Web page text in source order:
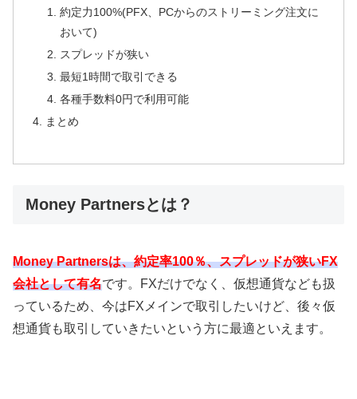
約定力100%(PFX、PCからのストリーミング注文に
おいて)
スプレッドが狭い
最短1時間で取引できる
各種手数料0円で利用可能
まとめ
Money Partnersとは？
Money Partnersは、約定率100％、スプレッドが狭いFX
会社として有名です。 FXだけでなく、仮想通貨なども扱
っているため、今はFX メインで取引したいけど、後々仮
想通貨も取引していきたいという方に最適といえます。